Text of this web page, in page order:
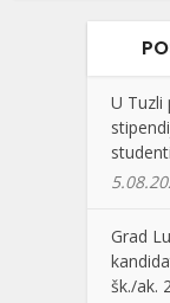
U Tuzli
Grad
šk./ak.